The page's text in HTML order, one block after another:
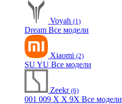
Voyah (1)
Dream Все модели
Xiaomi (2)
SUYU Все модели
Zeekr (6)
001 009 X X 9X Все модели